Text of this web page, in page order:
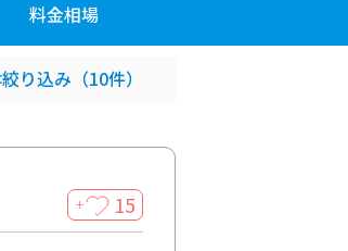
料金相場
絞り込み （10件）
＋ 15